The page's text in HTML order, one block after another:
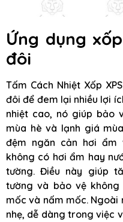
Ứng dụng
đôi
Tấm Cách Nhiệt Xốp
đôi để đem lại nhiều lợi
nhiệt cao, nó giúp bảo
mùa hè và lạnh giá
đệm ngăn cản hơi
không có hơi ẩm hay
tường. Điều này giúp
tường và bảo vệ không
mốc và nấm mốc. Ngoài
nhẹ, dễ dàng trong việc